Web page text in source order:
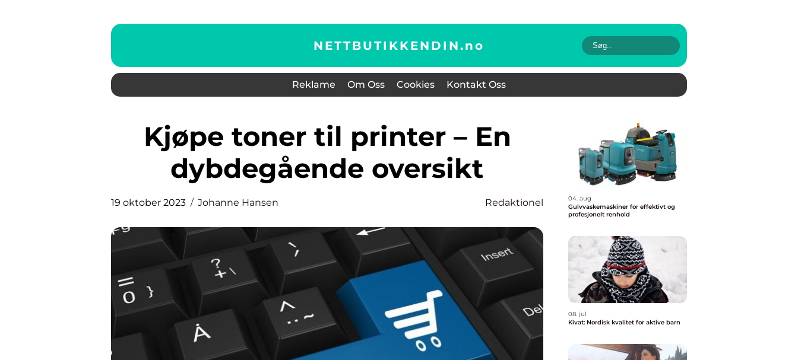
NETTBUTIKKENDIN.no
Reklame Om Oss Cookies Kontakt Oss
Kjøpe toner til printer – En
dybdegående oversikt
19 oktober 2023 Johanne Hansen Redaktionel
04. aug
Gulvvaskemaskiner for effektivt og
profesjonelt renhold
08. jul
Kivat: Nordisk kvalitet for aktive barn